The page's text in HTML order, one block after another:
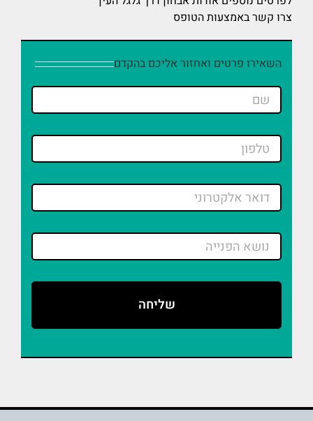
צרו קשר באמצעות הטופס
השאירו פרטים ואחזור אליכם בהקדם